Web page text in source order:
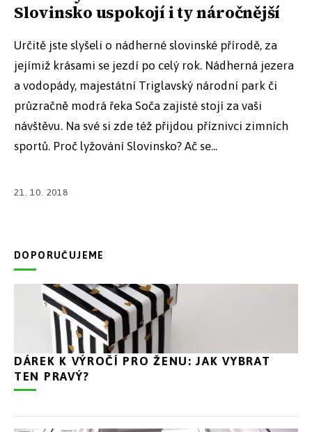
Slovinsko uspokojí i ty náročnější
Určitě jste slyšeli o nádherné slovinské přírodě, za
jejímiž krásami se jezdí po celý rok. Nádherná jezera
a vodopády, majestátní Triglavský národní park či
průzračně modrá řeka Soča zajisté stojí za vaši
návštěvu. Na své si zde též přijdou příznivci zimních
sportů. Proč lyžování Slovinsko? Ač se...
21. 10. 2018
DOPORUČUJEME
DÁREK K VÝROČÍ PRO ŽENU: JAK VYBRAT
TEN PRAVÝ?